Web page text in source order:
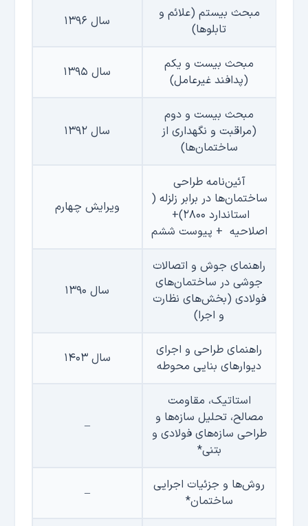
مبحث بیستم (علائم و
تابلوها)
سال ۱۳۹۶
مبحث بیست و یکم
(پدافند غیرعامل)
سال ۱۳۹۵
مبحث بیست و دوم
(مراقبت و نگهداری از
ساختمان‌ها)
سال ۱۳۹۲
آئین‌نامه طراحی
ساختمان‌ها در برابر زلزله (
استاندارد ۲۸۰۰)
+
اصلاحیه + پیوست ششم
ویرایش چهارم
راهنمای جوش و اتصالات
جوشی در ساختمان‌های
فولادی (بخش‌های نظارت
و اجرا)
سال ۱۳۹۰
راهنمای طراحی و اجرای
دیوارهای بنایی محوطه
سال ۱۴۰۳
استاتیک، مقاومت
مصالح، تحلیل سازه‌ها و
طراحی سازه‌های فولادی و
بتنی*
–
روش‌ها و جزئیات اجرایی
ساختمان*
–